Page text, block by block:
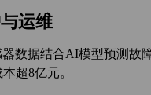
运维
器数据结合AI模型预测故
超8亿元。